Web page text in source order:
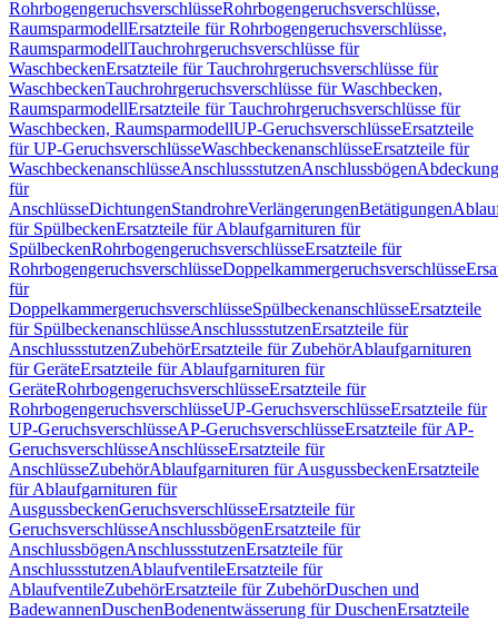
RohrbogengeruchsverschlüsseRohrbogengeruchsverschlüsse,
RaumsparmodellErsatzteile für Rohrbogengeruchsverschlüsse,
RaumsparmodellTauchrohrgeruchsverschlüsse für
WaschbeckenErsatzteile für Tauchrohrgeruchsverschlüsse für
WaschbeckenTauchrohrgeruchsverschlüsse für Waschbecken,
RaumsparmodellErsatzteile für Tauchrohrgeruchsverschlüsse für
Waschbecken, RaumsparmodellUP-GeruchsverschlüsseErsatzteile
für UP-GeruchsverschlüsseWaschbeckenanschlüsseErsatzteile für
WaschbeckenanschlüsseAnschlussstutzenAnschlussbögen
für
AnschlüsseDichtungenStandrohreVerlängerungenBetätigungen
für SpülbeckenErsatzteile für Ablaufgarnituren für
SpülbeckenRohrbogengeruchsverschlüsseErsatzteile für
RohrbogengeruchsverschlüsseDoppelkammergeruchsverschlüsse
für
DoppelkammergeruchsverschlüsseSpülbeckenanschlüsseErsatzteile
für SpülbeckenanschlüsseAnschlussstutzenErsatzteile für
AnschlussstutzenZubehörErsatzteile für ZubehörAblaufgarnituren
für GeräteErsatzteile für Ablaufgarnituren für
GeräteRohrbogengeruchsverschlüsseErsatzteile für
RohrbogengeruchsverschlüsseUP-GeruchsverschlüsseErsatzteile für
UP-GeruchsverschlüsseAP-GeruchsverschlüsseErsatzteile für AP-
GeruchsverschlüsseAnschlüsseErsatzteile für
AnschlüsseZubehörAblaufgarnituren für AusgussbeckenErsatzteile
für Ablaufgarnituren für
AusgussbeckenGeruchsverschlüsseErsatzteile für
GeruchsverschlüsseAnschlussbögenErsatzteile für
AnschlussbögenAnschlussstutzenErsatzteile für
AnschlussstutzenAblaufventileErsatzteile für
AblaufventileZubehörErsatzteile für ZubehörDuschen und
BadewannenDuschenBodenentwässerung für DuschenErsatzteile